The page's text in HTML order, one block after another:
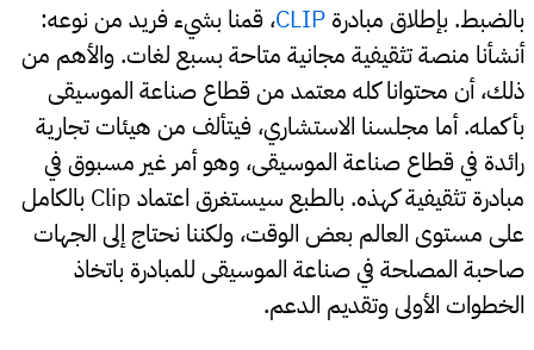
بالضبط. بإطلاق مبادرة CLIP، قمنا بشيء فريد من نوعه:
أنشأنا منصة تثقيفية مجانية متاحة بسبع لغات. والأهم من
ذلك، أن محتوانا كله معتمد من قطاع صناعة الموسيقى
بأكمله. أما مجلسنا الاستشاري، فيتألف من هيئات تجارية
رائدة في قطاع صناعة الموسيقى، وهو أمر غير مسبوق في
مبادرة تثقيفية كهذه. بالطبع سيستغرق اعتماد Clip بالكامل
على مستوى العالم بعض الوقت، ولكننا نحتاج إلى الجهات
صاحبة المصلحة في صناعة الموسيقى للمبادرة باتخاذ
الخطوات الأولى وتقديم الدعم.